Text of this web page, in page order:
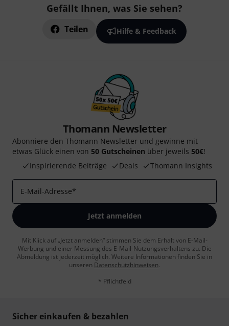
Gefällt Ihnen, was Sie sehen?
Teilen Hilfe & Feedback
Thomann Newsletter
Abonniere den Thomann Newsletter und gewinne mit
etwas Glück einen von 50 Gutscheinen über jeweils 50€!
Inspirierende Beiträge
Deals Thomann Insights
E-Mail-Adresse*
Jetzt anmelden
Mit Klick auf „Jetzt anmelden“ stimmen Sie dem Erhalt von E-Mail-
Werbung und einer Messung des E-Mail-Nutzungsverhaltens zu. Die
Abmeldung ist jederzeit möglich. Weitere Informationen finden Sie in
unseren Datenschutzhinweisen.
* Pflichtfeld
Sicher einkaufen & bezahlen